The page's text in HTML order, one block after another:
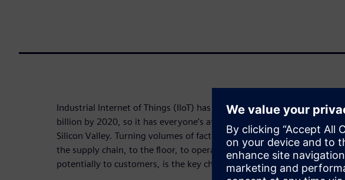
Industrial Internet of Things (IIoT) has a market forecast approaching
billion by 2020, so it has everyone’s attention right now, except, it
Silicon Valley. Turning volumes of factory data into actionable
the supply chain, to the floor, to operations, and up to management,
potentially to customers, is the key challenge of Industrial IoT